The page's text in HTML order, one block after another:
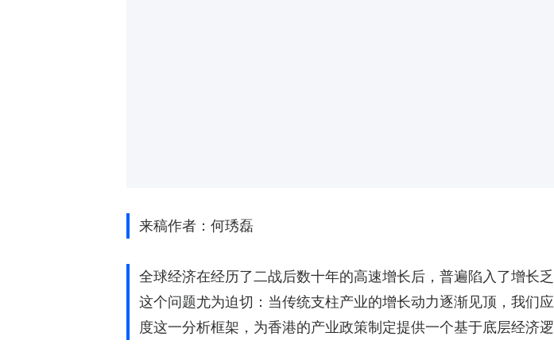
来稿作者：何琇磊
全球经济在经历了二战后数十年的高速增长后，普遍陷入了增长
这个问题尤为迫切：当传统支柱产业的增长动力逐渐见顶，我们
度这一分析框架，为香港的产业政策制定提供一个基于底层经济逻